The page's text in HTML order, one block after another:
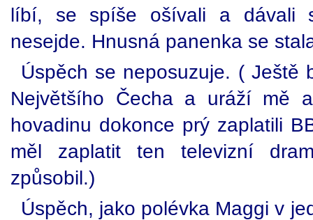
líbí, se spíše ošívali a dávali
nesejde. Hnusná panenka se
Úspěch se neposuzuje. ( Ještě
Největšího Čecha a uráží mě
hovadinu dokonce prý zaplatili
měl zaplatit ten televizní
způsobil.)
Úspěch, jako polévka Maggi v